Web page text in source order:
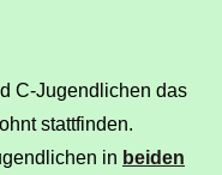
C-Jugendlichen das
stattfinden.
in beiden